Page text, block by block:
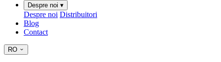
Despre noi ▾
Despre noi Distribuitori
Blog
Contact
RO